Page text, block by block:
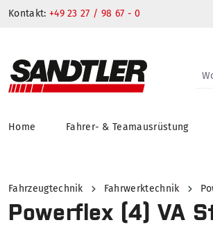
Kontakt: +49 23 27 / 98 67 - 0
Home Fahrer- & Teamausrüstung
Fahrzeugtechnik Fahrwerktechnik
Powerflex (4) VA